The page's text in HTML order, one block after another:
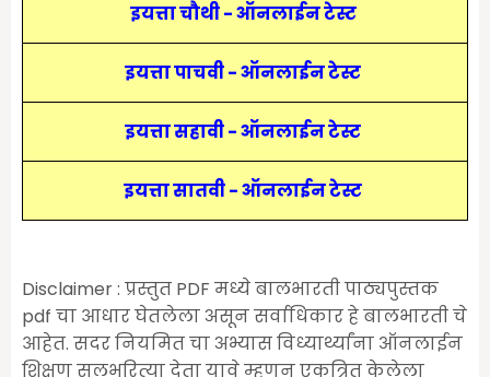
इयत्ता चौथी - ऑनलाईन टेस्ट
इयत्ता पाचवी - ऑनलाईन टेस्ट
इयत्ता सहावी - ऑनलाईन टेस्ट
इयत्ता सातवी - ऑनलाईन टेस्ट
Disclaimer : प्रस्तुत PDF मध्ये बालभारती पाठ्यपुस्तक
pdf चा आधार घेतलेला असून सर्वाधिकार हे बालभारती चे
आहेत. सदर नियमित चा अभ्यास विध्यार्थ्यांना ऑनलाईन
शिक्षण सुलभरित्या देता यावे म्हणून एकत्रित केलेला